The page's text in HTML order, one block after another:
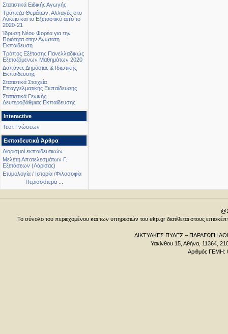
Στατιστικά Ειδικής Αγωγής
Τράπεζα Θεμάτων, Αλλαγές στο
Λύκειο και το Εξεταστικό από το
2020-21
Ίδρυση Νέου Φορέα για την
Ποιότητα στην Ανώτατη
Εκπαίδευση
Τρόπος Εξέτασης Πανελλαδικώς
Εξεταζόμενων Μαθημάτων 2020
Δαπάνες Δημόσιας & Ιδιωτικής
Εκπαίδευσης
Στατιστικά Στοιχεία
Επαγγελματικής Εκπαίδευσης
Στατιστικά Γενικής
Δευτεροβάθμιας Εκπαίδευσης
Interactive
Τεστ Γνώσεων
Εκπαιδευτικά Άρθρα
Διορισμοί εκπαιδευτικών
Μελέτη Αποτελεσμάτων Γ.
Εξετάσεων (Λάρισας)
Ετυμολογία / Ιστορία /Φιλοσοφία
Περισσότερα ...
Το σύνολο του περιεχομένου και των υπηρεσιών του ekp.gr διατίθεται στους
ΔΙΚΤΥΑΚΕΣ ΠΥΛΕΣ – ΠΑΡΑΓΩΓΗ
Υακίνθου 15, Αθήνα, 11364,
Αριθμός ΓΕΜΗ: